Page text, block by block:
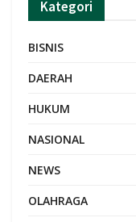
Kategori
BISNIS
DAERAH
HUKUM
NASIONAL
NEWS
OLAHRAGA